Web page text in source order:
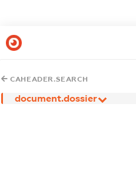
CAHEADER.SEARCH
document.dossier